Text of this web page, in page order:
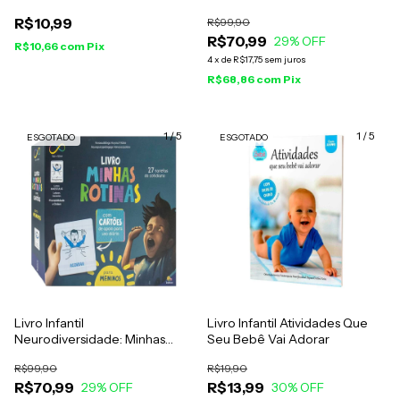
R$10,99
R$10,66 com Pix
Fritzke e Vanessa Justino
R$70,99
R$99,90
29% OFF
4x de R$17,75 sem juros
R$68,86 com Pix
1/5
ESGOTADO
Livro Infantil
Neurodiversidade: Minhas
Fritzke e Vanessa Justino
R$70,99
R$99,90
29% OFF
1 /5
ESGOTADO
Livro Infantil Atividades Que
Seu Bebê Vai Adorar
R$13,99
R$19,90
30% OFF